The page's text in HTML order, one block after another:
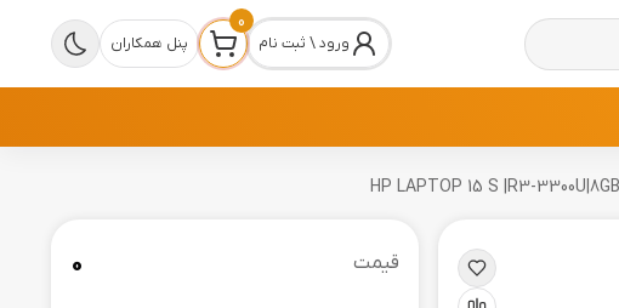
ورود \ ثبت نام
0
پنل همکاران
قیمت 0